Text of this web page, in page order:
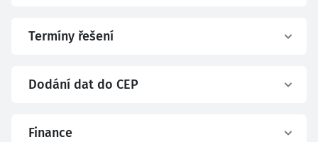
Termíny řešení
Dodání dat do CEP
Finance